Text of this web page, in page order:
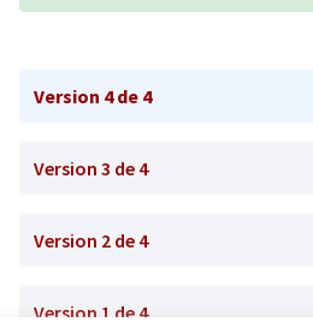
Version 4 de 4
Version 3 de 4
Version 2 de 4
Version 1 de 4